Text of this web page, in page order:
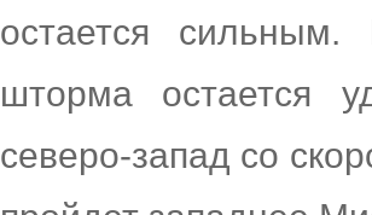
остается сильным.
шторма остается
северо-запад со